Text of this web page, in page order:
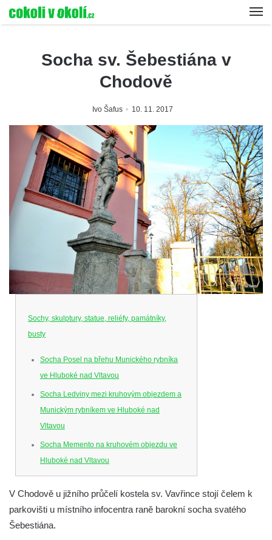
Socha sv. Šebestiána v
Chodově
Ivo Šafus 10. 11. 2017
Sochy, skulptury, statue, reliéfy, památníky,
busty
Socha Posel na břehu Munického rybníka
ve Hluboké nad Vltavou
Socha Ledviny mezi kruhovým objezdem a
Munickým rybníkem ve Hluboké nad
Vltavou
Socha Memento na kruhovém objezdu ve
Hluboké nad Vltavou
Socha Chalikotérium v ZOO Hluboká
Socha Smilodon v ZOO Hluboká
V Chodově u jižního průčelí kostela sv. Vavřince stojí čelem k
parkovišti u místního infocentra raně barokní socha svatého
Šebestiána.